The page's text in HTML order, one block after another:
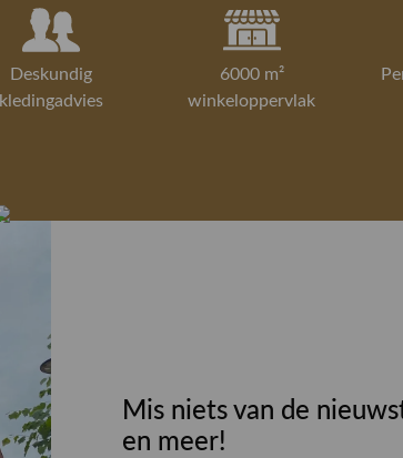
Deskundig
kledingadvies
6000 m²
winkeloppervlak
Mis niets van de
en meer!